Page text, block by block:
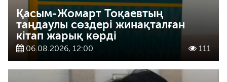
Қасым-Жомарт Тоқаевтың
таңдаулы сөздері жинақталған
кітап жарық көрді
06.08.2026, 12:00 111